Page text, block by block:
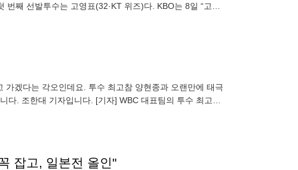
째 선발투수는 고영표(32·KT 위즈)다. KBO는 8일 “고영
겠다는 각오인데요. 투수 최고참 양현종과 오랜만에 태극
. 조한대 기자입니다. [기자] WBC 대표팀의 투수 최고참
잡고, 일본전 올인"